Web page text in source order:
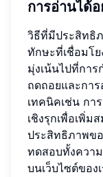
การอ่านได้อ
วิธีที่มีประสิทธิ
ทักษะที่เชื่อมโย
มุ่งเน้นไปที่กา
ถดถอยและกา
เทคนิคเช่น กา
เชิงรุกเพื่อเพิ่
ประสิทธิภาพข
ทดสอบทั้งความ
บนเว็บไซต์ของ